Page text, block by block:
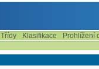
Třídy Klasifikace
Prohlížení